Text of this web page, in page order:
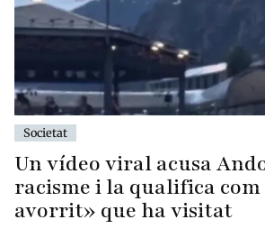
Societat
Un vídeo viral acusa
racisme i la qualifica com
avorrit» que ha visitat